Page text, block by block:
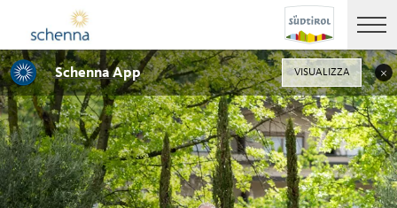
Schenna App VISUALIZZA